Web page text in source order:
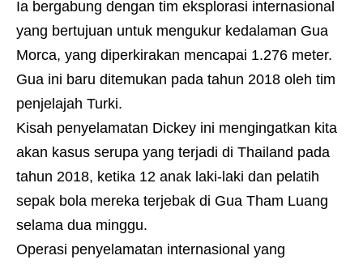
Ia bergabung dengan tim eksplorasi internasional
yang bertujuan untuk mengukur kedalaman Gua
Morca, yang diperkirakan mencapai 1.276 meter.
Gua ini baru ditemukan pada tahun 2018 oleh tim
penjelajah Turki.
Kisah penyelamatan Dickey ini mengingatkan kita
akan kasus serupa yang terjadi di Thailand pada
tahun 2018, ketika 12 anak laki-laki dan pelatih
sepak bola mereka terjebak di Gua Tham Luang
selama dua minggu.
Operasi penyelamatan internasional yang